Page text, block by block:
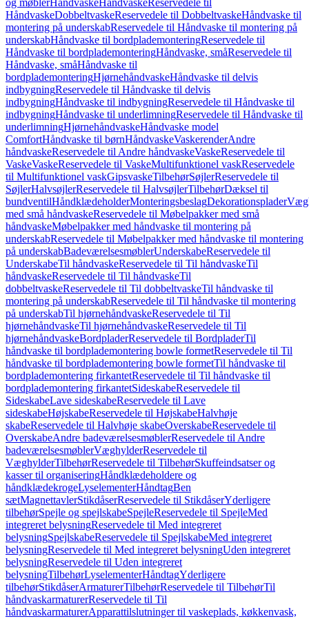
og møblerHåndvaskeHåndvaskeReservedele til
HåndvaskeDobbeltvaskeReservedele til DobbeltvaskeHåndvaske til
montering på underskabReservedele til Håndvaske til montering på
underskabHåndvaske til bordplademonteringReservedele til
Håndvaske til bordplademonteringHåndvaske, småReservedele til
Håndvaske, småHåndvaske til
bordplademonteringHjørnehåndvaskeHåndvaske til delvis
indbygningReservedele til Håndvaske til delvis
indbygningHåndvaske til indbygningReservedele til Håndvaske til
indbygningHåndvaske til underlimningReservedele til Håndvaske til
underlimningHjørnehåndvaskeHåndvaske model
ComfortHåndvaske til børnHåndvaskeVaskerenderAndre
håndvaskeReservedele til Andre håndvaskeVaskeReservedele til
VaskeVaskeReservedele til VaskeMultifunktionel vaskReservedele
til Multifunktionel vaskGipsvaskeTilbehørSøjlerReservedele til
SøjlerHalvsøjlerReservedele til HalvsøjlerTilbehørDæksel til
bundventilHåndklædeholderMonteringsbeslagDekorationsplader
med små håndvaskeReservedele til Møbelpakker med små
håndvaskeMøbelpakker med håndvaske til montering på
underskabReservedele til Møbelpakker med håndvaske til montering
på underskabBadeværelsesmøblerUnderskabeReservedele til
UnderskabeTil håndvaskeReservedele til Til håndvaskeTil
håndvaskeReservedele til Til håndvaskeTil
dobbeltvaskeReservedele til Til dobbeltvaskeTil håndvaske til
montering på underskabReservedele til Til håndvaske til montering
på underskabTil hjørnehåndvaskeReservedele til Til
hjørnehåndvaskeTil hjørnehåndvaskeReservedele til Til
hjørnehåndvaskeBordpladerReservedele til BordpladerTil
håndvaske til bordplademontering bowle formetReservedele til Til
håndvaske til bordplademontering bowle formetTil håndvaske til
bordplademontering firkantetReservedele til Til håndvaske til
bordplademontering firkantetSideskabeReservedele til
SideskabeLave sideskabeReservedele til Lave
sideskabeHøjskabeReservedele til HøjskabeHalvhøje
skabeReservedele til Halvhøje skabeOverskabeReservedele til
OverskabeAndre badeværelsesmøblerReservedele til Andre
badeværelsesmøblerVæghylderReservedele til
VæghylderTilbehørReservedele til TilbehørSkuffeindsatser og
kasser til organiseringHåndklædeholdere og
håndklædekrogeLyselementerHåndtagBen
sætMagnettavlerStikdåserReservedele til StikdåserYderligere
tilbehørSpejle og spejlskabeSpejleReservedele til SpejleMed
integreret belysningReservedele til Med integreret
belysningSpejlskabeReservedele til SpejlskabeMed integreret
belysningReservedele til Med integreret belysningUden integreret
belysningReservedele til Uden integreret
belysningTilbehørLyselementerHåndtagYderligere
tilbehørStikdåserArmaturerTilbehørReservedele til TilbehørTil
håndvaskarmaturerReservedele til Til
håndvaskarmaturerApparattilslutninger til vaskeplads, køkkenvask,